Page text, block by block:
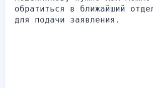
обратиться в ближайший
для подачи заявления.